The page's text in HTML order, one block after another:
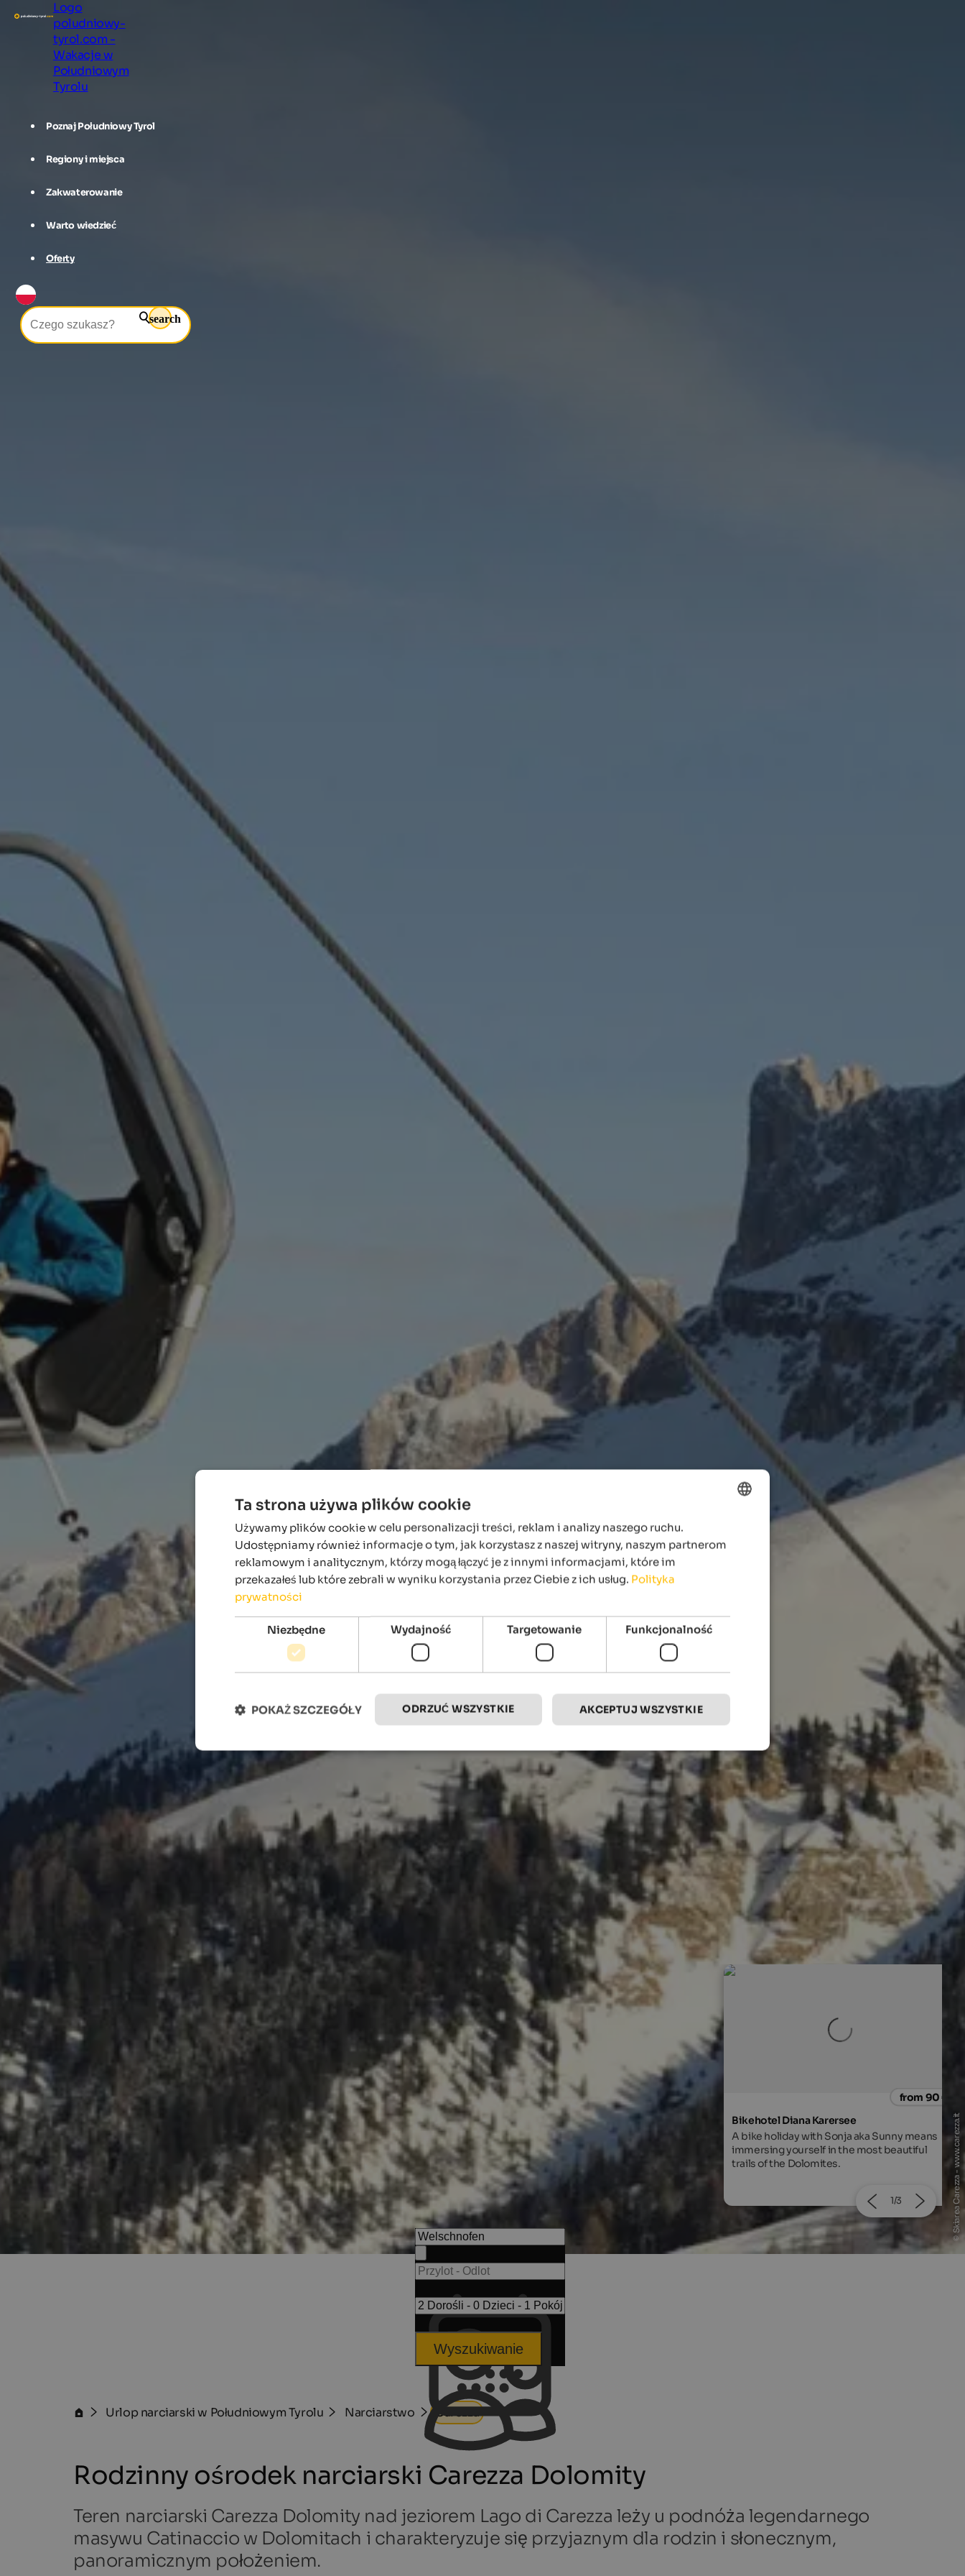
Logo
poludniowy-
tyrol.com -
Wakacje w
Południowym
Tyrolu
Poznaj Południowy Tyrol
Regiony i miejsca
Zakwaterowanie
Warto wiedzieć
Oferty
search
from 90 €
Bikehotel Diana Karersee
A bike holiday with Sonja aka Sunny means
immersing yourself in the most beautiful
trails of the Dolomites.
from 80
Pension Sonnenhof
In Meransen at Mt. Gitschberg. Familiar
atmosphere and excellent cuisine.
2/3 © Skiarea Carezza - www.carezza.it
Wyszukiwanie
Urlop narciarski w Południowym Tyrolu Narciarstwo Carezza
Rodzinny ośrodek narciarski Carezza Dolomity
Teren narciarski Carezza Dolomity nad jeziorem Lago di Carezza leży u podnóża legendarnego
masywu Catinaccio w Dolomitach i charakteryzuje się przyjaznym dla rodzin i słonecznym,
panoramicznym położeniem.
POLISH
Ta strona używa plików cookie
Używamy plików cookie w celu personalizacji treści, reklam i analizy naszego ruchu.
Udostępniamy również informacje o tym, jak korzystasz z naszej witryny, naszym partnerom
reklamowym i analitycznym, którzy mogą łączyć je z innymi informacjami, które im
przekazałeś lub które zebrali w wyniku korzystania przez Ciebie z ich usług. Polityka
prywatności
Niezbędne Wydajność Targetowanie Funkcjonalność
AKCEPTUJ WSZYSTKIE
ODRZUĆ WSZYSTKIE
POKAŻ SZCZEGÓŁY